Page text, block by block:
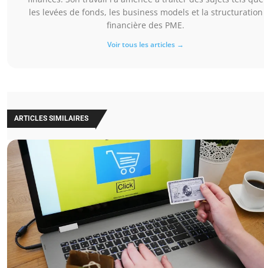
les levées de fonds, les business models et la structuration
financière des PME.
Voir tous les articles →
ARTICLES SIMILAIRES